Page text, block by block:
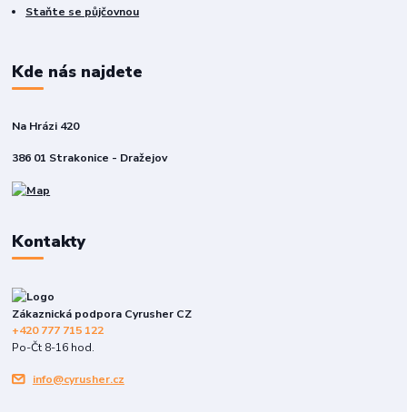
Staňte se půjčovnou
Kde nás najdete
Na Hrázi 420
386 01 Strakonice - Dražejov
Kontakty
Zákaznická podpora Cyrusher CZ
+420 777 715 122
Po-Čt 8-16 hod.
info@cyrusher.cz